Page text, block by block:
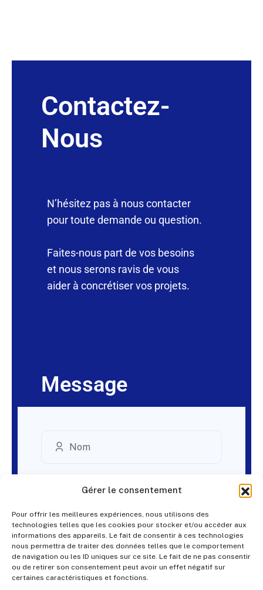
Gérer le consentement
Pour offrir les meilleures expériences, nous utilisons des
technologies telles que les cookies pour stocker et/ou accéder aux
informations des appareils. Le fait de consentir à ces technologies
nous permettra de traiter des données telles que le comportement
de navigation ou les ID uniques sur ce site. Le fait de ne pas consentir
ou de retirer son consentement peut avoir un effet négatif sur
certaines caractéristiques et fonctions.
Contactez-
Nous
N’hésitez pas à nous contacter
pour toute demande ou question.
Faites-nous part de vos besoins
et nous serons ravis de vous
aider à concrétiser vos projets.
Message